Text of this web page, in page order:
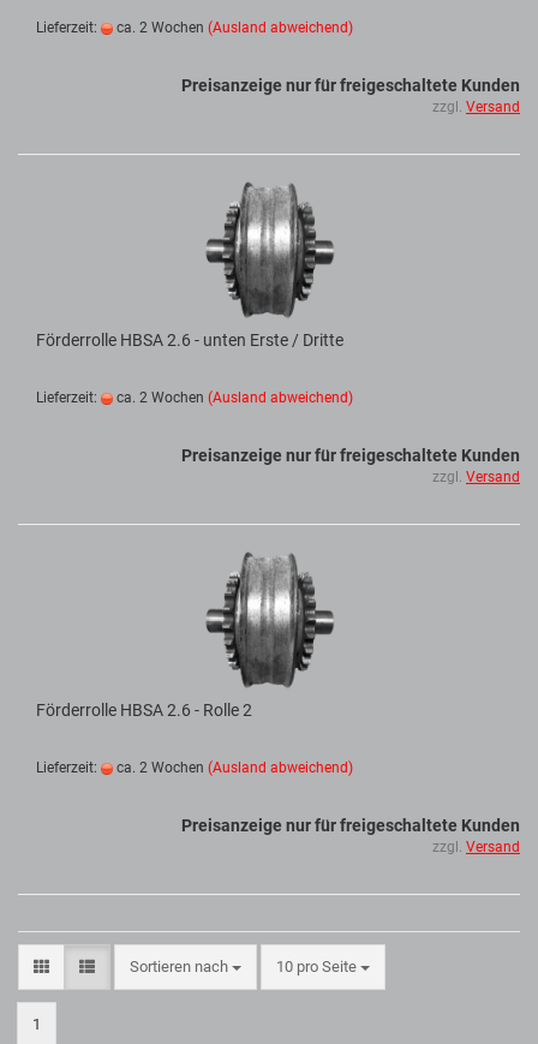
Lieferzeit: ca. 2 Wochen (Ausland abweichend)
Preisanzeige nur für freigeschaltete Kunden
zzgl. Versand
Förderrolle HBSA 2.6 - unten Erste / Dritte
Lieferzeit: ca. 2 Wochen (Ausland abweichend)
Preisanzeige nur für freigeschaltete Kunden
zzgl. Versand
Förderrolle HBSA 2.6 - Rolle 2
Lieferzeit: ca. 2 Wochen (Ausland abweichend)
Preisanzeige nur für freigeschaltete Kunden
zzgl. Versand
Sortieren nach 10 pro Seite
1